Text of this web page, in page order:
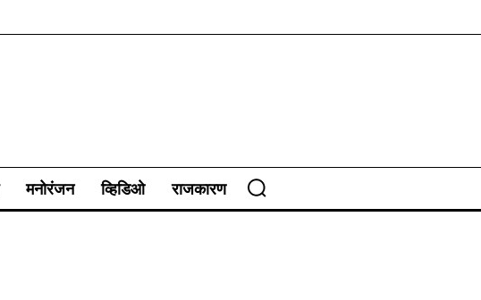
मनोरंजन व्हिडिओ राजकारण